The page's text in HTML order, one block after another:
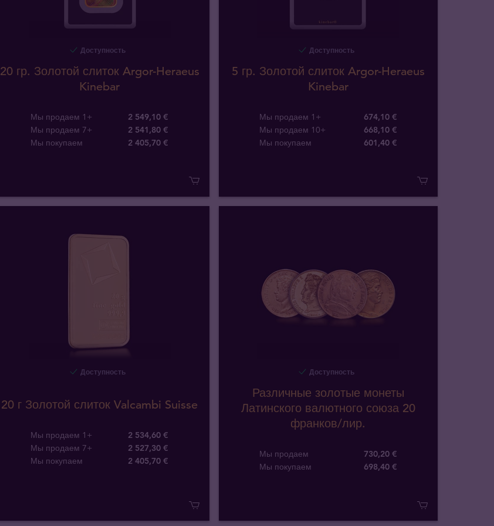
Доступность
20 гр. Золотой слиток Argor-Heraeus
Kinebar
Мы продаем 1+
2 549,10 €
Мы продаем 7+
2 541,80 €
Мы покупаем
2 405,70 €
Доступность
5 гр. Золотой слиток Argor-Heraeus
Kinebar
Мы продаем 1+
674,10 €
Мы продаем 10+
668,10 €
Мы покупаем
601,40 €
Доступность
20 г Золотой слиток Valcambi Suisse
Мы продаем 1+
2 534,60 €
Мы продаем 7+
2 527,30 €
Мы покупаем
2 405,70 €
Доступность
Различные золотые монеты
Латинского валютного союза 20
франков/лир.
Мы продаем
730,20 €
Мы покупаем
698,40 €